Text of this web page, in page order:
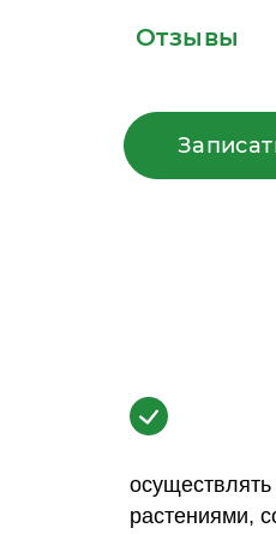
Отзывы
осуществлять
растениями,